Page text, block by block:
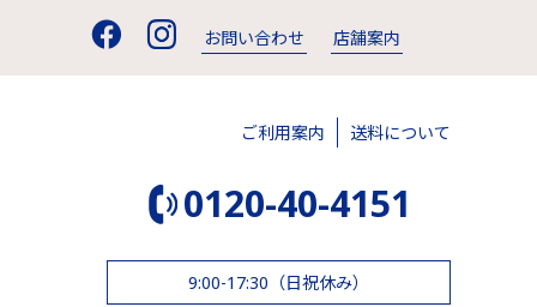
お問い合わせ 店舗案内
ご利用案内 送料について
0120-40-4151
9:00-17:30（日祝休み）